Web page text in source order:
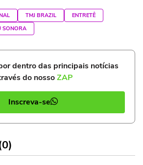
TMJ BRAZIL
ENTRETÊ
SONORA
dentro das principais notícias
do nossoZAP
Inscreva-se